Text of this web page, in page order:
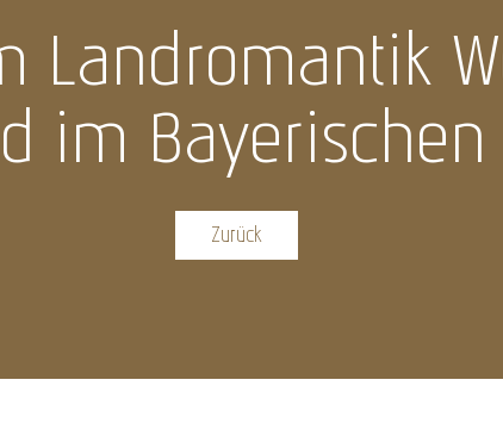
Landromantik
im Bayerischen
Zurück